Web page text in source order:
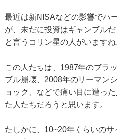
最近は新NISAなどの影響でハ
が、未だに投資はギャンブル
と言うコリン星の人がいますね
この人たちは、1987年のブラ
ブル崩壊、2008年のリーマン
ョック、などで痛い目に遭っ
た人たちだろうと思います。
たしかに、10~20年くらいのサ